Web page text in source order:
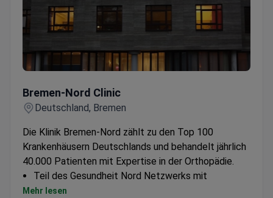
Bremen-Nord Clinic
Deutschland, Bremen
Die Klinik Bremen-Nord zählt zu den Top 100
Krankenhäusern Deutschlands und behandelt jährlich
40.000 Patienten mit Expertise in der Orthopädie.
Teil des Gesundheit Nord Netzwerks mit
fachübergreifender Zusammenarbeit
Mehr lesen